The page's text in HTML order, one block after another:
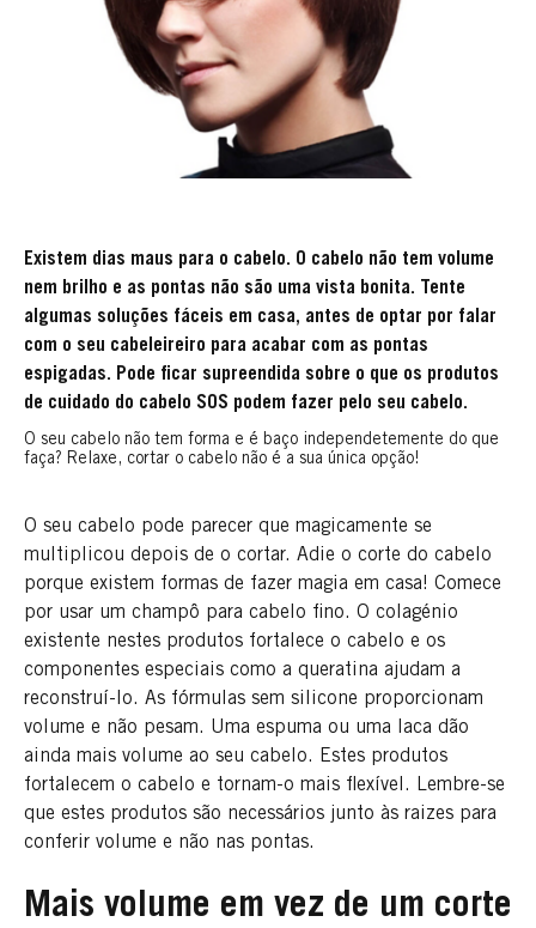
Existem dias maus para o cabelo. O cabelo não tem volume
nem brilho e as pontas não são uma vista bonita. Tente
algumas soluções fáceis em casa, antes de optar por falar
com o seu cabeleireiro para acabar com as pontas
espigadas. Pode ficar supreendida sobre o que os produtos
de cuidado do cabelo SOS podem fazer pelo seu cabelo.
O seu cabelo não tem forma e é baço independetemente do que
faça? Relaxe, cortar o cabelo não é a sua única opção!
O seu cabelo pode parecer que magicamente se
multiplicou depois de o cortar. Adie o corte do cabelo
porque existem formas de fazer magia em casa! Comece
por usar um champô para cabelo fino. O colagénio
existente nestes produtos fortalece o cabelo e os
componentes especiais como a queratina ajudam a
reconstruí-lo. As fórmulas sem silicone proporcionam
volume e não pesam. Uma espuma ou uma laca dão
ainda mais volume ao seu cabelo. Estes produtos
fortalecem o cabelo e tornam-o mais flexível. Lembre-se
que estes produtos são necessários junto às raizes para
conferir volume e não nas pontas.
Mais volume em vez de um corte